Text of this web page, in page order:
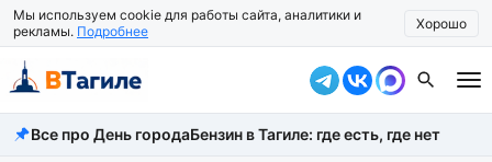
Мы используем cookie для работы сайта, аналитики и
рекламы. Подробнее Хорошо
Все новости
Все про День городаБензин в Тагиле: где есть, где нет